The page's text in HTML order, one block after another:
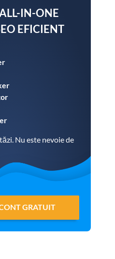
IN-ONE
EFICIENT
Nu este nevoie de
GRATUIT